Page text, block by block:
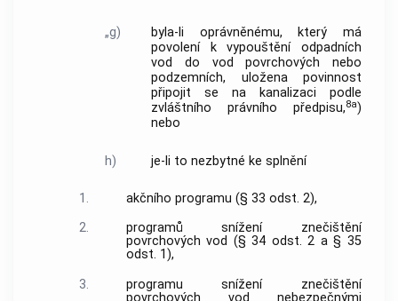
„g)
byla-li oprávněnému, který má
povolení k vypouštění odpadních
vod do vod povrchových nebo
podzemních, uložena povinnost
připojit se na kanalizaci podle
zvláštního právního předpisu,8a)
nebo
h) je-li to nezbytné ke splnění
1.
akčního programu (§ 33 odst. 2),
2.
programů snížení znečištění
povrchových vod (§ 34 odst. 2 a § 35
odst. 1),
3.
programu snížení znečištění
povrchových vod nebezpečnými